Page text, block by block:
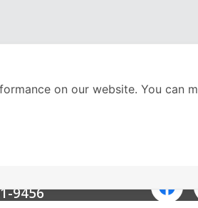
9456
on our website. You can